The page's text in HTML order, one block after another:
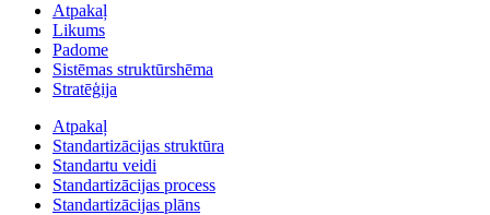
Atpakaļ
Likums
Padome
Sistēmas struktūrshēma
Stratēģija
Atpakaļ
Standartizācijas struktūra
Standartu veidi
Standartizācijas process
Standartizācijas plāns